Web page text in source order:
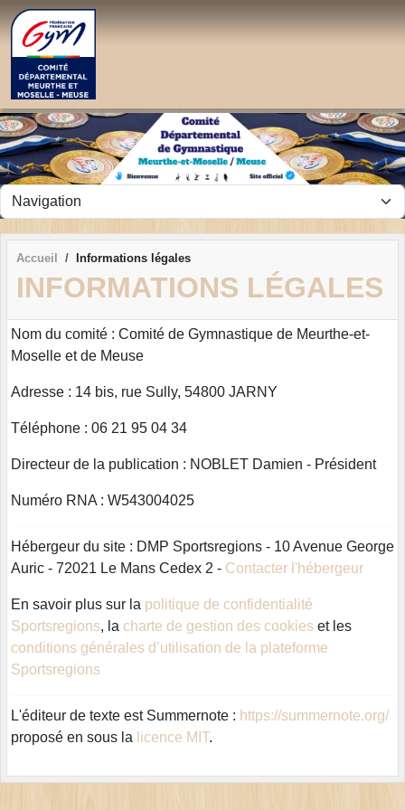
Accueil Informations légales
INFORMATIONS LÉGALES
Nom du comité : Comité de Gymnastique de Meurthe-et-
Moselle et de Meuse
Adresse : 14 bis, rue Sully, 54800 JARNY
Téléphone : 06 21 95 04 34
Directeur de la publication : NOBLET Damien - Président
Numéro RNA : W543004025
Hébergeur du site : DMP Sportsregions - 10 Avenue George
Auric - 72021 Le Mans Cedex 2 - Contacter l'hébergeur
En savoir plus sur la politique de confidentialité
Sportsregions, la charte de gestion des cookies et les
conditions générales d’utilisation de la plateforme
Sportsregions
L'éditeur de texte est Summernote : https://summernote.org/
proposé en sous la licence MIT.
Panneau de gestion des cookies